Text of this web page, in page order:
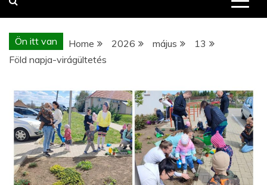
Ön itt van Home 2026 május
13
Föld napja-virágültetés